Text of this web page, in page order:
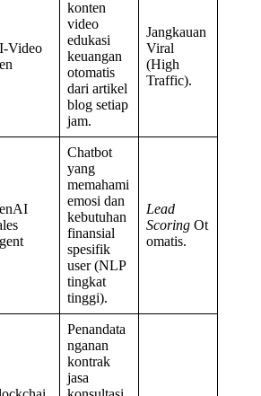
Video
konten
video
edukasi
keuangan
otomatis
dari artikel
blog setiap
jam.
Jangkauan
Viral
(High
Traffic).
Chatbot
yang
memahami
emosi dan
kebutuhan
finansial
spesifik
user (NLP
tingkat
tinggi).
Lead
Scoring Ot
omatis.
Penandata
nganan
kontrak
jasa